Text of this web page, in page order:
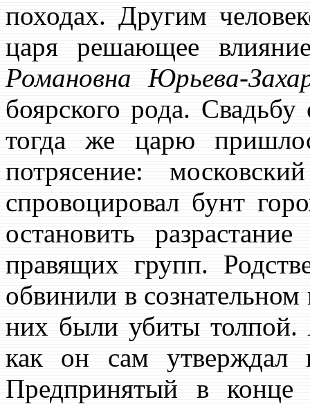
походах. Другим
царя решающее
Романовна Юрьева-
боярского рода.
тогда же царю
потрясение:
спровоцировал бунт
остановить
правящих групп.
обвинили в
них были убиты толпой.
как он сам утверждал
Предпринятый в